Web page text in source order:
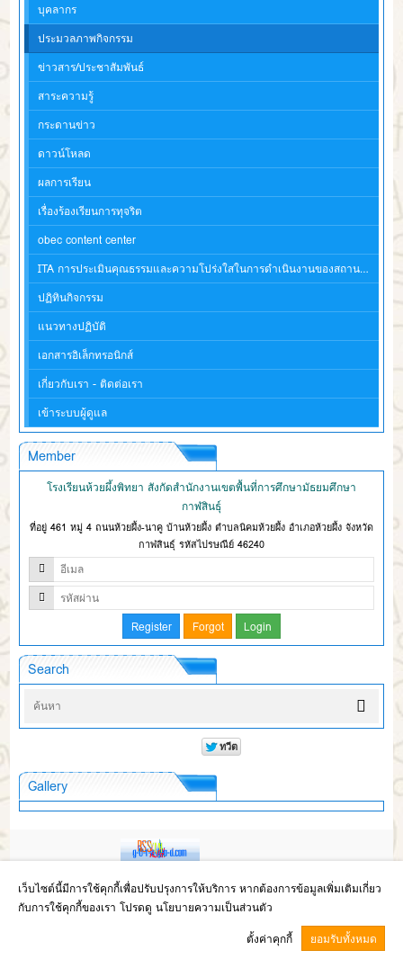
บุคลากร
ประมวลภาพกิจกรรม
ข่าวสาร/ประชาสัมพันธ์
สาระความรู้
กระดานข่าว
ดาวน์โหลด
ผลการเรียน
เรื่องร้องเรียนการทุจริต
obec content center
ITA การประเมินคุณธรรมและความโปร่งใสในการดำเนินงานของสถานศึกษา
ปฏิทินกิจกรรม
แนวทางปฏิบัติ
เอกสารอิเล็กทรอนิกส์
เกี่ยวกับเรา - ติดต่อเรา
เข้าระบบผู้ดูแล
Member
โรงเรียนห้วยผึ้งพิทยา สังกัดสำนักงานเขตพื้นที่การศึกษามัธยมศึกษา
กาฬสินธุ์
ที่อยู่ 461 หมู่ 4 ถนนห้วยผึ้ง-นาคู บ้านห้วยผึ้ง ตำบลนิคมห้วยผึ้ง อำเภอห้วยผึ้ง จังหวัด
กาฬสินธุ์ รหัสไปรษณีย์ 46240
Search
Gallery
Copyright © 2017โรงเรียนห้วยผึ้งพิทยา สังกัดสำนักงานเขตพื้นที่การศึกษา
มัธยมศึกษากาฬสินธุ์
page process0.0429
quries.)
เว็บไซต์นี้มีการใช้คุกกี้เพื่อปรับปรุงการให้บริการ หากต้องการข้อมูลเพิ่มเติมเกี่ยว
กับการใช้คุกกี้ของเรา โปรดดู นโยบายความเป็นส่วนตัว
ตั้งค่าคุกกี้
ยอมรับทั้งหมด